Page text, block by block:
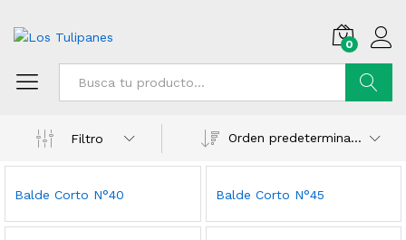
0
Filtro
Orden predeterminado
Balde Corto N°40 Balde Corto N°45